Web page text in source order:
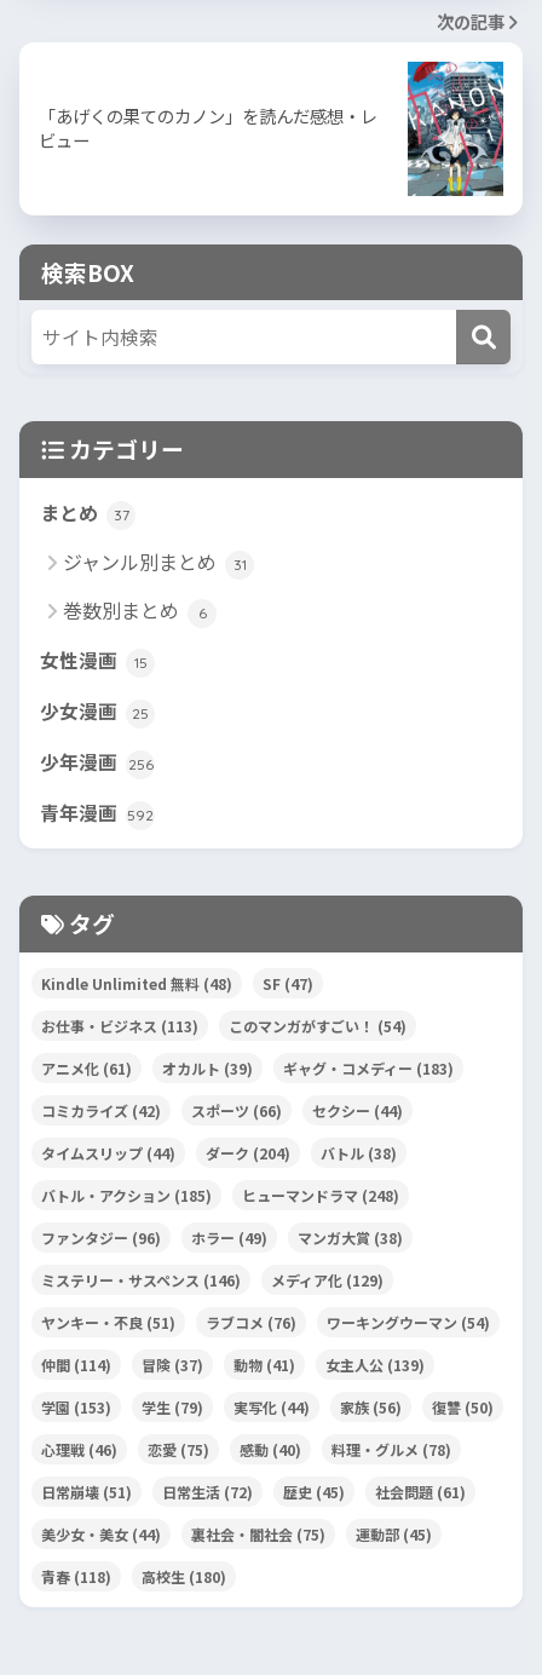
次の記事
「あげくの果てのカノン」を読んだ感想・レ
ビュー
検索BOX
カテゴリー
まとめ 37
ジャンル別まとめ 31
巻数別まとめ 6
女性漫画 15
少女漫画 25
少年漫画 256
青年漫画 592
タグ
Kindle Unlimited 無料 (48) SF (47)
お仕事・ビジネス (113) このマンガがすごい！ (54)
アニメ化 (61) オカルト (39) ギャグ・コメディー (183)
コミカライズ (42) スポーツ (66) セクシー (44)
タイムスリップ (44) ダーク (204) バトル (38)
バトル・アクション (185) ヒューマンドラマ (248)
ファンタジー (96) ホラー (49) マンガ大賞 (38)
ミステリー・サスペンス (146) メディア化 (129)
ヤンキー・不良 (51) ラブコメ (76) ワーキングウーマン (54)
仲間 (114) 冒険 (37) 動物 (41) 女主人公 (139)
学園 (153) 学生 (79) 実写化 (44) 家族 (56) 復讐 (50)
心理戦 (46) 恋愛 (75) 感動 (40) 料理・グルメ (78)
日常崩壊 (51) 日常生活 (72) 歴史 (45) 社会問題 (61)
美少女・美女 (44) 裏社会・闇社会 (75) 運動部 (45)
青春 (118) 高校生 (180)